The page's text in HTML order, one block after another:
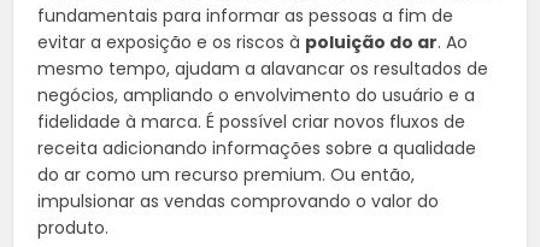
fundamentais para informar as pessoas a fim de
evitar a exposição e os riscos à poluição do ar. Ao
mesmo tempo, ajudam a alavancar os resultados de
negócios, ampliando o envolvimento do usuário e a
fidelidade à marca. É possível criar novos fluxos de
receita adicionando informações sobre a qualidade
do ar como um recurso premium. Ou então,
impulsionar as vendas comprovando o valor do
produto.